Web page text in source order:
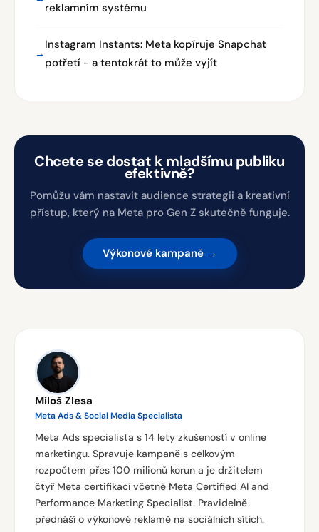
reklamním systému
Instagram Instants: Meta kopíruje Snapchat
potřetí - a tentokrát to může vyjít
Chcete se dostat k mladšímu publiku
efektivně?
Pomůžu vám nastavit audience strategii a kreativní
přístup, který na Meta pro Gen Z skutečně funguje.
Výkonové kampaně →
Miloš Zlesa
Meta Ads & Social Media Specialista
Meta Ads specialista s 14 lety zkušeností v online
marketingu. Spravuje kampaně s celkovým
rozpočtem přes 100 milionů korun a je držitelem
čtyř Meta certifikací včetně Meta Certified AI and
Performance Marketing Specialist. Pravidelně
přednáší o výkonové reklamě na sociálních sítích.